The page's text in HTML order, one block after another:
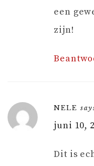
een
zijn!
NELE
juni 10,
Dit is